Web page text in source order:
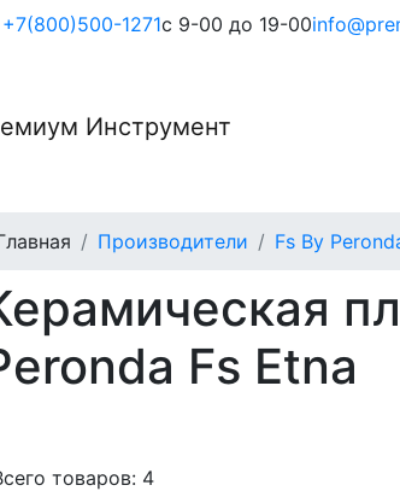
+7(800)500-1271с 9-00 до 19-00
Производители Fs By
Fs Etna
товаров: 4